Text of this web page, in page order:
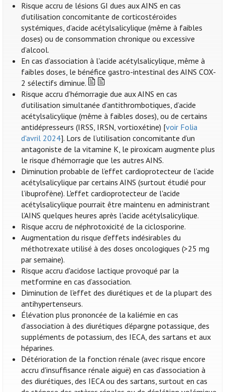
Risque accru de lésions GI dues aux AINS en cas
d’utilisation concomitante de corticostéroïdes
systémiques, d’acide acétylsalicylique (même à faibles
doses) ou de consommation chronique ou excessive
d’alcool.
En cas d’association à l'acide acétylsalicylique, même à
faibles doses, le bénéfice gastro-intestinal des AINS COX-
2 sélectifs diminue.
Risque accru d’hémorragie due aux AINS en cas
d’utilisation simultanée d’antithrombotiques, d’acide
acétylsalicylique (même à faibles doses), ou de certains
antidépresseurs (IRSS, IRSN, vortioxétine) [voir Folia
d'avril 2024]. Lors de l’utilisation concomitante d’un
antagoniste de la vitamine K, le piroxicam augmente plus
le risque d’hémorragie que les autres AINS.
Diminution probable de l’effet cardioprotecteur de l’acide
acétylsalicylique par certains AINS (surtout étudié pour
l’ibuprofène). L'effet cardioprotecteur de l'acide
acétylsalicylique pourrait être maintenu en administrant
l’AINS quelques heures après l'acide acétylsalicylique.
Risque accru de néphrotoxicité de la ciclosporine.
Augmentation du risque d’effets indésirables du
méthotrexate utilisé à des doses oncologiques (>25 mg
par semaine).
Risque accru d'acidose lactique provoqué par la
metformine en cas d’association.
Diminution de l'effet des diurétiques et de la plupart des
antihypertenseurs.
Élévation plus prononcée de la kaliémie en cas
d’association à des diurétiques d’épargne potassique, des
suppléments de potassium, des IECA, des sartans et aux
héparines.
Détérioration de la fonction rénale (avec risque encore
accru d'insuffisance rénale aiguë) en cas d’association à
des diurétiques, des IECA ou des sartans, surtout en cas